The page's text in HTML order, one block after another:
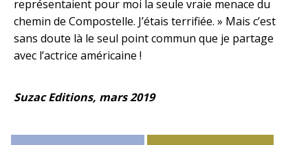
représentaient pour moi la seule vraie menace du
chemin de Compostelle. J’étais terrifiée. » Mais c’est
sans doute là le seul point commun que je partage
avec l’actrice américaine !
Suzac Editions, mars 2019